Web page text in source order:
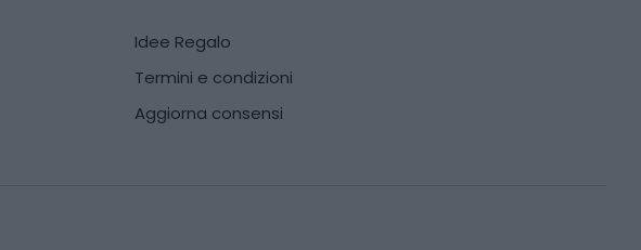
Idee Regalo
Termini e condizioni
Aggiorna consensi